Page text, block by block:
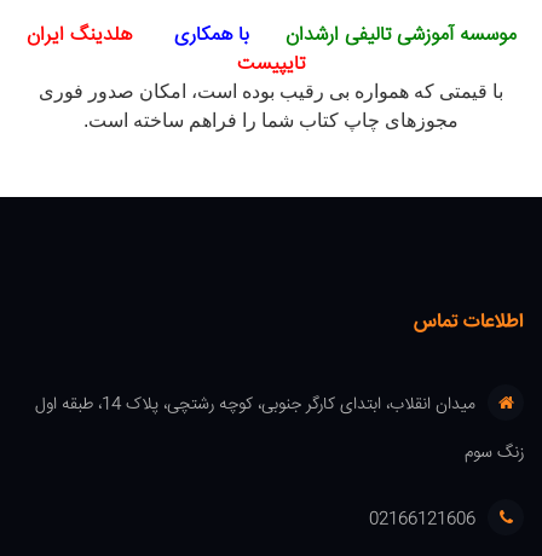
موسسه آموزشی تالیفی ارشدان با همکاری
هلدینگ ایران
تایپیست
با قیمتی که همواره بی رقیب بوده است، امکان صدور فوری
مجوزهای چاپ کتاب شما را فراهم ساخته است.
اطلاعات تماس
میدان انقلاب، ابتدای کارگر جنوبی، کوچه رشتچی، پلاک 14، طبقه اول
زنگ سوم
02166121606